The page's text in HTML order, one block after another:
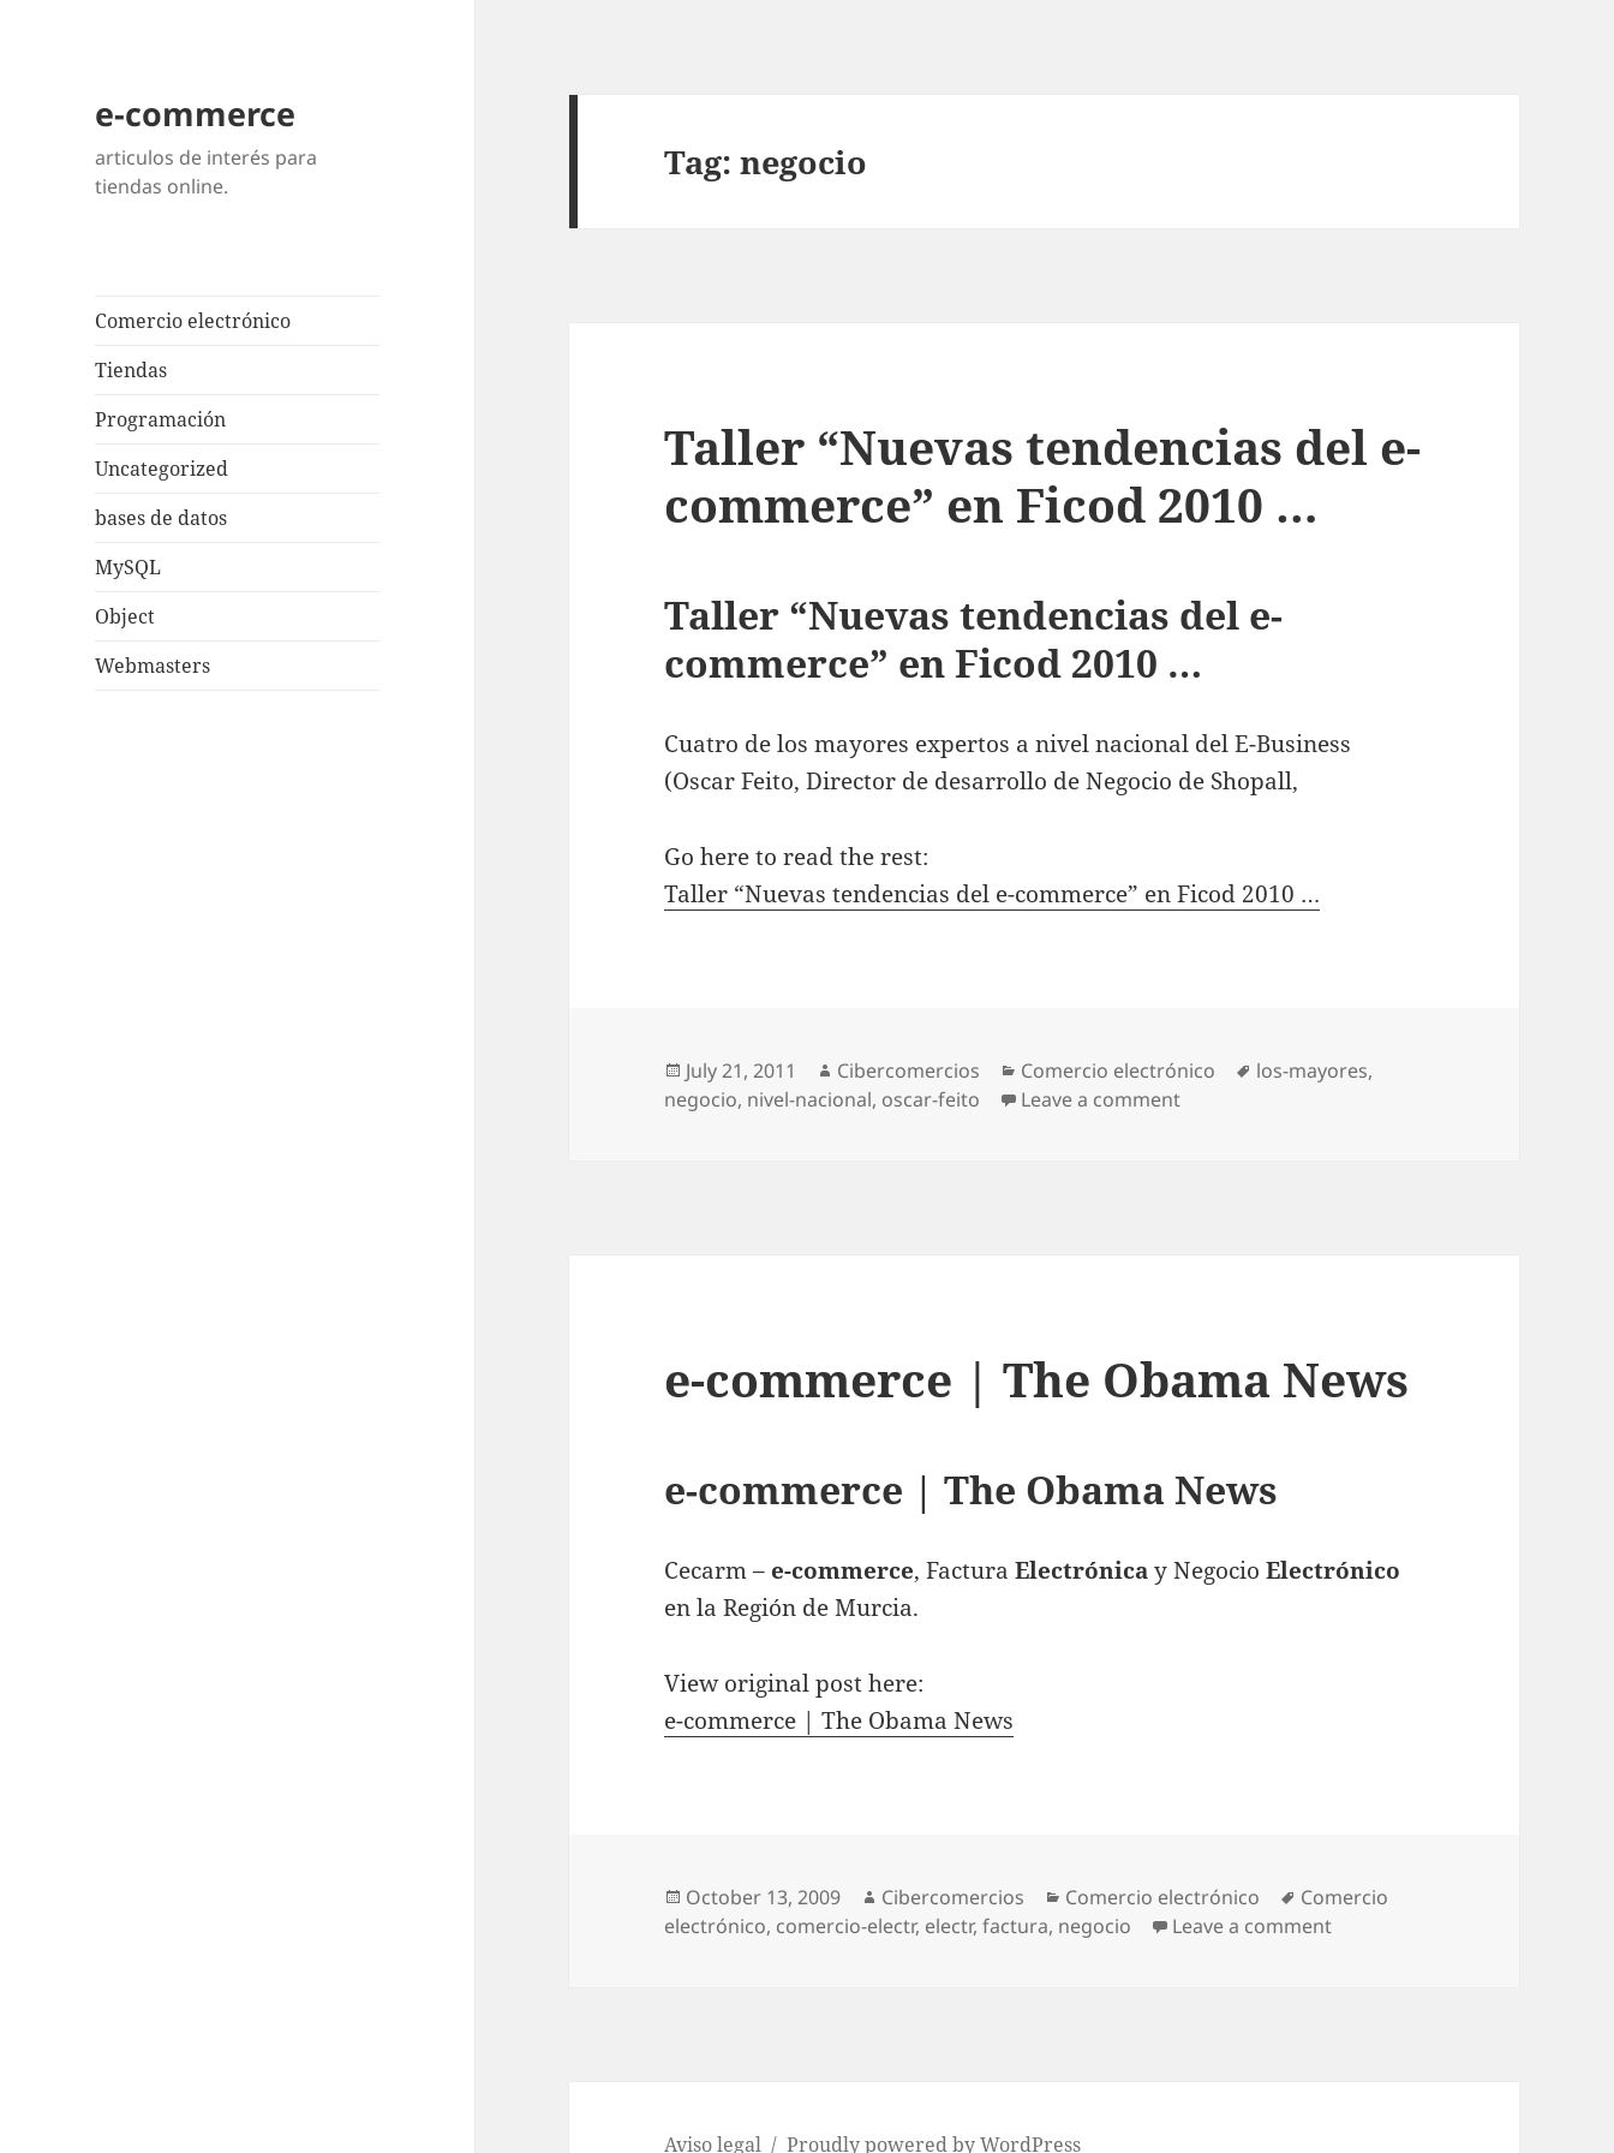
e-commerce
articulos de interés para
tiendas online.
Comercio electrónico
Tiendas
Programación
Uncategorized
bases de datos
MySQL
Object
Webmasters
Tag:negocio
Taller “Nuevas tendencias del e-
commerce” en Ficod 2010 …
Taller “Nuevas tendencias del e-
commerce” en Ficod 2010 …
Cuatro de los mayores expertos a nivel nacional del E-Business
(Oscar Feito, Director de desarrollo de Negocio de Shopall,
Go here to read the rest:
Taller “Nuevas tendencias del e-commerce” en Ficod 2010 …
Posted
on
July 21, 2011 Author
Cibercomercios Categories
Comercio electrónico Tags
los-mayores,
negocio, nivel-nacional, oscar-feito Leave a comment
e-commerce | The Obama News
e-commerce | The Obama News
Cecarm – e-commerce, FacturaElectrónicay NegocioElectrónico
en la Región de Murcia.
View original post here:
e-commerce | The Obama News
Posted
on
October 13, 2009 Author
Cibercomercios Categories
Comercio electrónico Tags
Comercio
electrónico, comercio-electr, electr,factura, negocio Leave a comment
Aviso legal Proudly powered by WordPress